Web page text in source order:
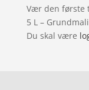
Vær den første
5 L –
Du skal være